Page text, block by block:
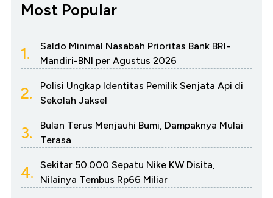
Most Popular
1.
Saldo Minimal Nasabah Prioritas Bank BRI-
Mandiri-BNI per Agustus 2026
2.
Polisi Ungkap Identitas Pemilik Senjata Api di
Sekolah Jaksel
3.
Bulan Terus Menjauhi Bumi, Dampaknya Mulai
Terasa
4.
Sekitar 50.000 Sepatu Nike KW Disita,
Nilainya Tembus Rp66 Miliar